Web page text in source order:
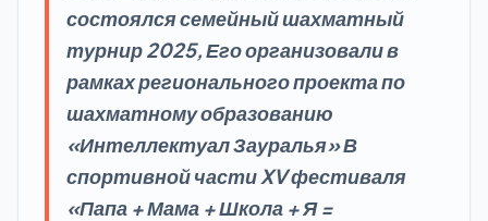
состоялся семейный шахматный
турнир 2025, Его организовали в
рамках регионального проекта по
шахматному образованию
«Интеллектуал Зауралья» В
спортивной части XV фестиваля
«Папа + Мама + Школа + Я =